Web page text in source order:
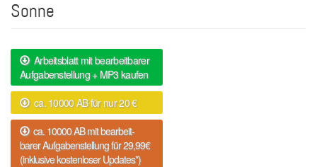
Sonne
Arbeitsblatt mit bearbeitbarer
Aufgabenstellung + MP3 kaufen
ca. 10000 AB für nur 20 €
ca. 10000 AB mit bearbeit-
barer Aufgabenstellung für 29,99€
(inklusive kostenloser Updates*)